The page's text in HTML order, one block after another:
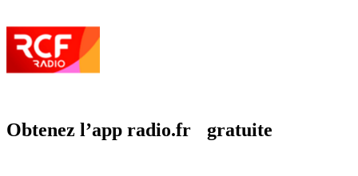
Obtenez l’app radio.fr gratuite